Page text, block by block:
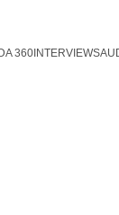
360INTERVIEWS